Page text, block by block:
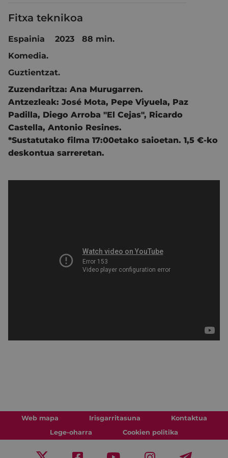
Fitxa teknikoa
Espainia 2023 88 min.
Komedia.
Guztientzat.
Zuzendaritza: Ana Murugarren.
Antzezleak: José Mota, Pepe Viyuela, Paz
Padilla, Diego Arroba "El Cejas", Ricardo
Castella, Antonio Resines.
*Sustatutako filma 17:00etako saioetan. 1,5 €-ko
deskontua sarreretan.
Web mapa Irisgarritasuna
Kontaktua
Lege-oharra
Cookien politika